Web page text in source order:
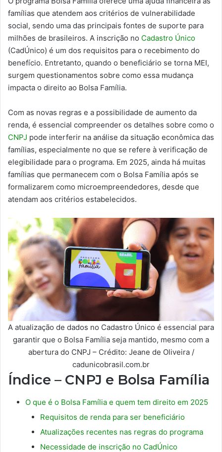
famílias que atendem aos critérios de vulnerabilidade
social, sendo uma das principais fontes de suporte para
milhões de brasileiros. A inscrição no Cadastro Único
(CadÚnico) é um dos requisitos para o recebimento do
benefício. Entretanto, quando o beneficiário se torna MEI,
surgem questionamentos sobre como essa mudança
impacta o direito ao Bolsa Família.
Com as novas regras e a possibilidade de aumento da
renda, é essencial compreender os detalhes sobre como o
CNPJ pode interferir na análise da situação econômica das
famílias, especialmente no que se refere à verificação de
elegibilidade para o programa. Em 2025, ainda há muitas
famílias que permanecem com o Bolsa Família após se
formalizarem como microempreendedores, desde que
atendam aos critérios estabelecidos.
A atualização de dados no Cadastro Único é essencial para
garantir que o Bolsa Família seja mantido, mesmo com a
abertura do CNPJ – Crédito: Jeane de Oliveira /
cadunicobrasil.com.br
Índice – CNPJ e Bolsa Família
O que é o Bolsa Família e quem tem direito em 2025
Requisitos de renda para ser beneficiário
Atualizações recentes nas regras do programa
Necessidade de inscrição no CadÚnico